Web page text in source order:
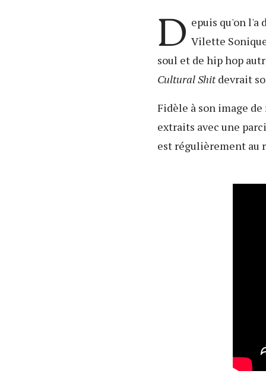
D epuis qu'on l'a
Vilette
soul et de hip hop
Cultural Shitdevrait
Fidèle à son image
extraits avec une
est régulièrement au